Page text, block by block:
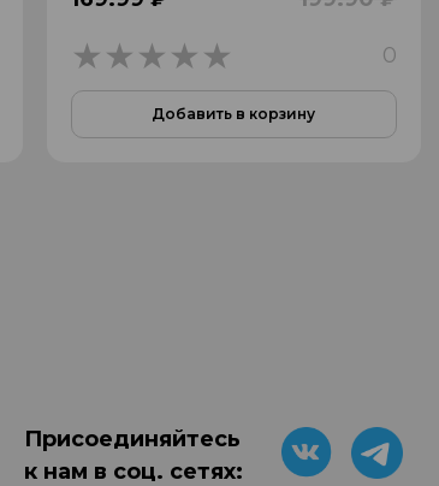
0
Добавить в корзину
Присоединяйтесь
к нам в соц. сетях: